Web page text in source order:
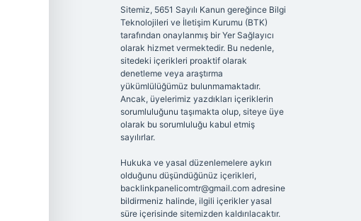
Sitemiz, 5651 Sayılı Kanun gereğince Bilgi
Teknolojileri ve İletişim Kurumu (BTK)
tarafından onaylanmış bir Yer Sağlayıcı
olarak hizmet vermektedir. Bu nedenle,
sitedeki içerikleri proaktif olarak
denetleme veya araştırma
yükümlülüğümüz bulunmamaktadır.
Ancak, üyelerimiz yazdıkları içeriklerin
sorumluluğunu taşımakta olup, siteye üye
olarak bu sorumluluğu kabul etmiş
sayılırlar.
Hukuka ve yasal düzenlemelere aykırı
olduğunu düşündüğünüz içerikleri,
backlinkpanelicomtr@gmail.comadresine
bildirmeniz halinde, ilgili içerikler yasal
süre içerisinde sitemizden kaldırılacaktır.